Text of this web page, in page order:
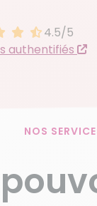
4.5/5
authentifiés
NOS